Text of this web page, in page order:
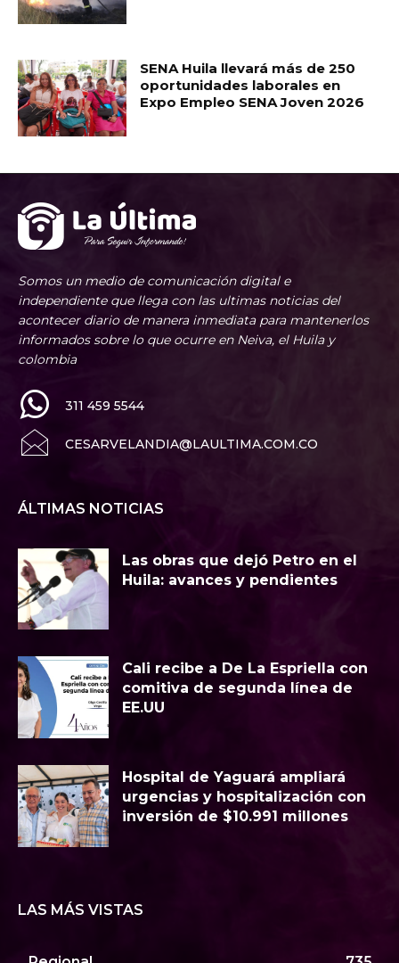
SENA Huila llevará más de 250
oportunidades laborales en
Expo Empleo SENA Joven 2026
Somos un medio de comunicación digital e
independiente que llega con las ultimas noticias del
acontecer diario de manera inmediata para mantenerlos
informados sobre lo que ocurre en Neiva, el Huila y
colombia
311 459 5544
CESARVELANDIA@LAULTIMA.COM.CO
ÁLTIMAS NOTICIAS
Las obras que dejó Petro en el
Huila: avances y pendientes
Cali recibe a De La Espriella con
comitiva de segunda línea de
EE.UU
Hospital de Yaguará ampliará
urgencias y hospitalización con
inversión de $10.991 millones
LAS MÁS VISTAS